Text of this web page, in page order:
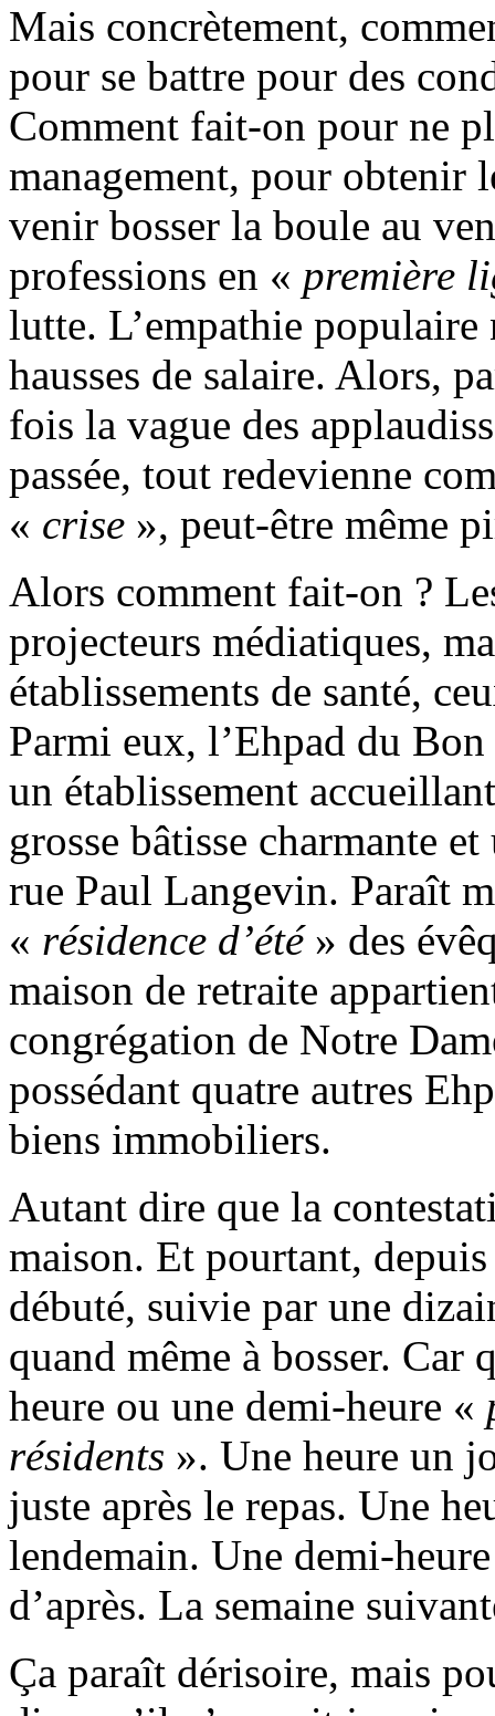
Mais concrètement,
pour se battre pour des
Comment fait-on pour ne
management, pour obtenir
venir bosser la boule au
professions en « première
lutte. L’empathie populaire
hausses de salaire. Alors,
fois la vague des
passée, tout redevienne
« crise », peut-être même
Alors comment fait-on ?
projecteurs médiatiques,
établissements de santé,
Parmi eux, l’Ehpad du
un établissement
grosse bâtisse charmante
rue Paul Langevin. Paraît
« résidence d’été» des
maison de retraite
congrégation de Notre
possédant quatre autres
biens immobiliers.
Autant dire que la
maison. Et pourtant,
débuté, suivie par une
quand même à bosser. Car
heure ou une demi-heure «
résidents ». Une heure un
juste après le repas. Une
lendemain. Une demi-
d’après. La semaine
Ça paraît dérisoire, mais